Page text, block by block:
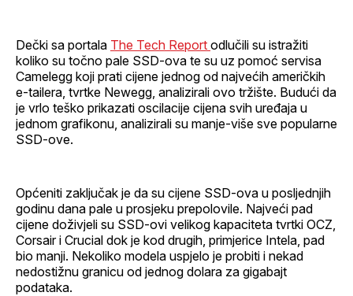
Dečki sa portala The Tech Report odlučili su istražiti
koliko su točno pale SSD-ova te su uz pomoć servisa
Camelegg koji prati cijene jednog od najvećih američkih
e-tailera, tvrtke Newegg, analizirali ovo tržište. Budući da
je vrlo teško prikazati oscilacije cijena svih uređaja u
jednom grafikonu, analizirali su manje-više sve popularne
SSD-ove.
Općeniti zaključak je da su cijene SSD-ova u posljednjih
godinu dana pale u prosjeku prepolovile. Najveći pad
cijene doživjeli su SSD-ovi velikog kapaciteta tvrtki OCZ,
Corsair i Crucial dok je kod drugih, primjerice Intela, pad
bio manji. Nekoliko modela uspjelo je probiti i nekad
nedostižnu granicu od jednog dolara za gigabajt
podataka.